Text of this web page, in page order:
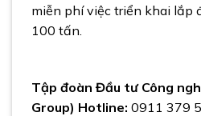
miễn phí việc triển khai lắp
100 tấn.
Tập đoàn Đầu tư Công
Group) Hotline: 0911 379